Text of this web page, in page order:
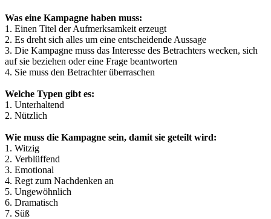
Was eine Kampagne haben muss:
1. Einen Titel der Aufmerksamkeit erzeugt
2. Es dreht sich alles um eine entscheidende Aussage
3. Die Kampagne muss das Interesse des Betrachters wecken, sich
auf sie beziehen oder eine Frage beantworten
4. Sie muss den Betrachter überraschen
Welche Typen gibt es:
1. Unterhaltend
2. Nützlich
Wie muss die Kampagne sein, damit sie geteilt wird:
1. Witzig
2. Verblüffend
3. Emotional
4. Regt zum Nachdenken an
5. Ungewöhnlich
6. Dramatisch
7. Süß